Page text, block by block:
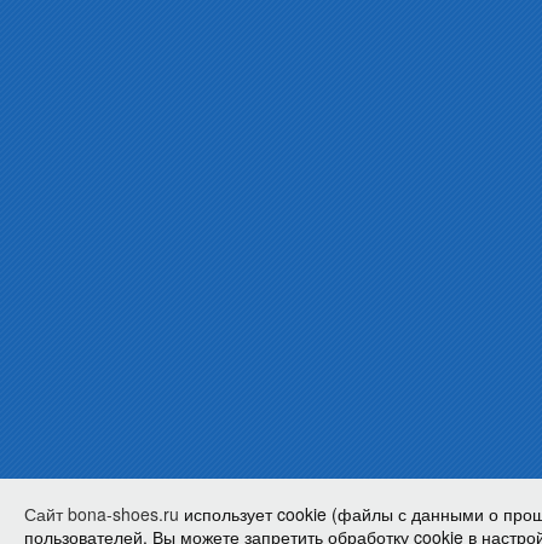
Сайт bona-shoes.ru использует cookie (файлы с данными о
пользователей. Вы можете запретить обработку cookie в